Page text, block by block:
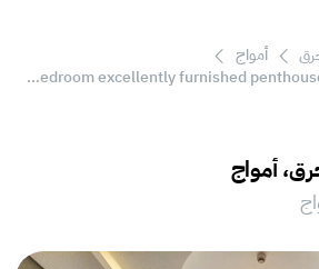
أمواج
Very affordable 2 bedroom excellently furnished penthouse with panoramic view
أمواج